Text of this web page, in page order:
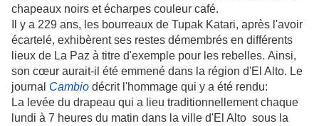
chapeaux noirs et écharpes couleur café.
Il y a 229 ans, les bourreaux de Tupak Katari, après l'avoir
écartelé, exhibèrent ses restes démembrés en différents
lieux de La Paz à titre d'exemple pour les rebelles. Ainsi,
son cœur aurait-il été emmené dans la région d'El Alto. Le
journal Cambio décrit l'hommage qui y a été rendu:
La levée du drapeau qui a lieu traditionnellement chaque
lundi à 7 heures du matin dans la ville d'El Alto sous la